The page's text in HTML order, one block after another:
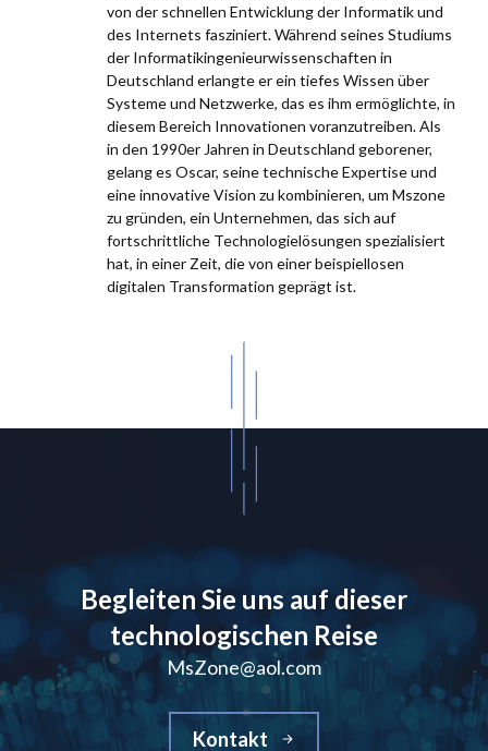
von der schnellen Entwicklung der Informatik und
des Internets fasziniert. Während seines Studiums
der Informatikingenieurwissenschaften in
Deutschland erlangte er ein tiefes Wissen über
Systeme und Netzwerke, das es ihm ermöglichte, in
diesem Bereich Innovationen voranzutreiben. Als
in den 1990er Jahren in Deutschland geborener,
gelang es Oscar, seine technische Expertise und
eine innovative Vision zu kombinieren, um Mszone
zu gründen, ein Unternehmen, das sich auf
fortschrittliche Technologielösungen spezialisiert
hat, in einer Zeit, die von einer beispiellosen
digitalen Transformation geprägt ist.
Begleiten Sie uns auf dieser
technologischen Reise
MsZone@aol.com
Kontakt